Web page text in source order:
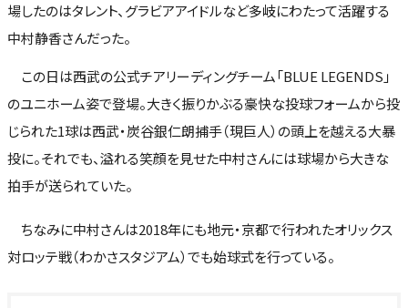
場したのはタレント、グラビアアイドルなど多岐にわたって活躍する
中村静香さんだった。
この日は西武の公式チアリーディングチーム「BLUE LEGENDS」
のユニホーム姿で登場。大きく振りかぶる豪快な投球フォームから投
じられた1球は西武・炭谷銀仁朗捕手（現巨人）の頭上を越える大暴
投に。それでも、溢れる笑顔を見せた中村さんには球場から大きな
拍手が送られていた。
ちなみに中村さんは2018年にも地元・京都で行われたオリックス
対ロッテ戦（わかさスタジアム）でも始球式を行っている。